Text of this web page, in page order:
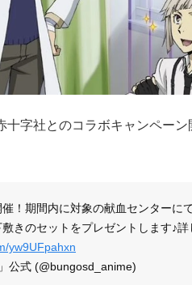
十字社とのコラボキャンペー
！期間内に対象の献血センターに
きのセットをプレゼントします♪詳
yw9UFpahxn
公式 (@bungosd_anime)